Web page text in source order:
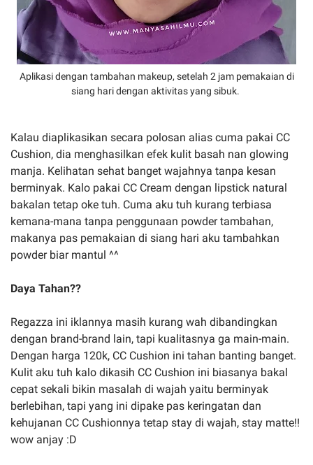
Aplikasi dengan tambahan makeup, setelah 2 jam pemakaian di
siang hari dengan aktivitas yang sibuk.
Kalau diaplikasikan secara polosan alias cuma pakai CC
Cushion, dia menghasilkan efek kulit basah nan glowing
manja. Kelihatan sehat banget wajahnya tanpa kesan
berminyak. Kalo pakai CC Cream dengan lipstick natural
bakalan tetap oke tuh. Cuma aku tuh kurang terbiasa
kemana-mana tanpa penggunaan powder tambahan,
makanya pas pemakaian di siang hari aku tambahkan
powder biar mantul ^^
Daya Tahan??
Regazza ini iklannya masih kurang wah dibandingkan
dengan brand-brand lain, tapi kualitasnya ga main-main.
Dengan harga 120k, CC Cushion ini tahan banting banget.
Kulit aku tuh kalo dikasih CC Cushion ini biasanya bakal
cepat sekali bikin masalah di wajah yaitu berminyak
berlebihan, tapi yang ini dipake pas keringatan dan
kehujanan CC Cushionnya tetap stay di wajah, stay matte!!
wow anjay :D